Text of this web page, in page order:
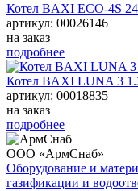
Котел BAXI ECO-4S
артикул: 00026146
на заказ
подробнее
Котел BAXI LUNA 3
артикул: 00018835
на заказ
подробнее
ООО «АрмСнаб»
Оборудование и
газификации и